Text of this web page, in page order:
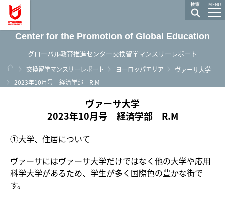
MENU
Center for the Promotion of Global Education
グローバル教育推進センター交換留学マンスリーレポート
ホーム
交換留学マンスリーレポート ヨーロッパエリア
ヴァーサ大学
2023年10月号 経済学部 R.M
ヴァーサ大学
2023年10月号 経済学部 R.M
①大学、住居について
ヴァーサにはヴァーサ大学だけではなく他の大学や応用
科学大学があるため、学生が多く国際色の豊かな街で
す。